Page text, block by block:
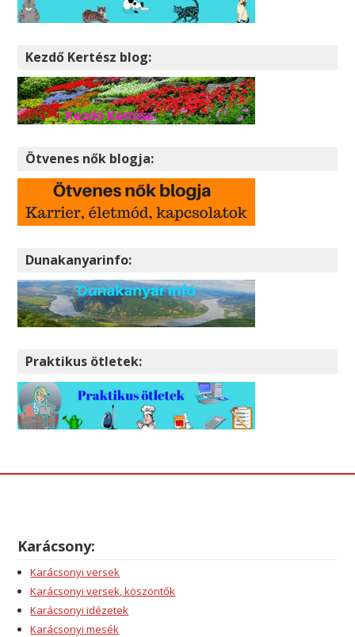
Kezdő Kertész blog:
Ötvenes nők blogja:
Dunakanyarinfo:
Praktikus ötletek:
Karácsony:
Karácsonyi versek
Karácsonyi versek, köszöntők
Karácsonyi idézetek
Karácsonyi mesék